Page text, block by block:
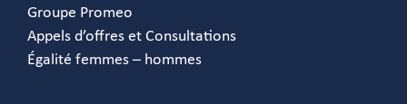
Groupe Promeo
Appels d’offres et Consultations
Égalité femmes – hommes